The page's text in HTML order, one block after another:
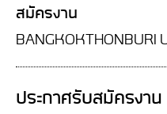
สมัครงาน
BANGKOKTHONBURI
ประกาศรับสมัครงา